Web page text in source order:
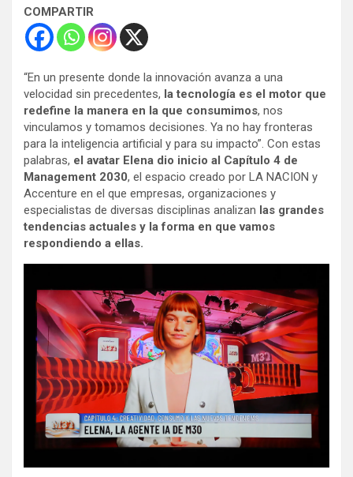
COMPARTIR
“En un presente donde la innovación avanza a una
velocidad sin precedentes, la tecnología es el motor que
redefine la manera en la que consumimos, nos
vinculamos y tomamos decisiones. Ya no hay fronteras
para la inteligencia artificial y para su impacto”. Con estas
palabras, el avatar Elena dio inicio al Capítulo 4 de
Management 2030, el espacio creado por LA NACION y
Accenture en el que empresas, organizaciones y
especialistas de diversas disciplinas analizan las grandes
tendencias actuales y la forma en que vamos
respondiendo a ellas.